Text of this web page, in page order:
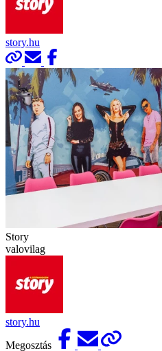
story.hu
Story
valovilag
story.hu
Megosztás